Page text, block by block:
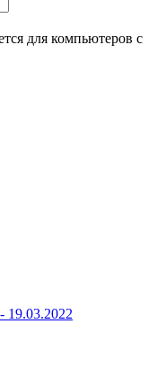
для компьютеров с
19.03.2022